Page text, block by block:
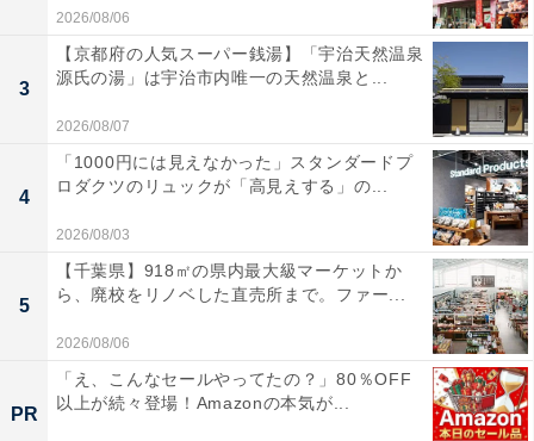
2026/08/06
3
【京都府の人気スーパー銭湯】「宇治天然温泉
源氏の湯」は宇治市内唯一の天然温泉と...
2026/08/07
4
「1000円には見えなかった」スタンダードプ
ロダクツのリュックが「高見えする」の...
2026/08/03
5
【千葉県】918㎡の県内最大級マーケットか
ら、廃校をリノベした直売所まで。ファー...
2026/08/06
PR
「え、こんなセールやってたの？」80％OFF
以上が続々登場！Amazonの本気が...